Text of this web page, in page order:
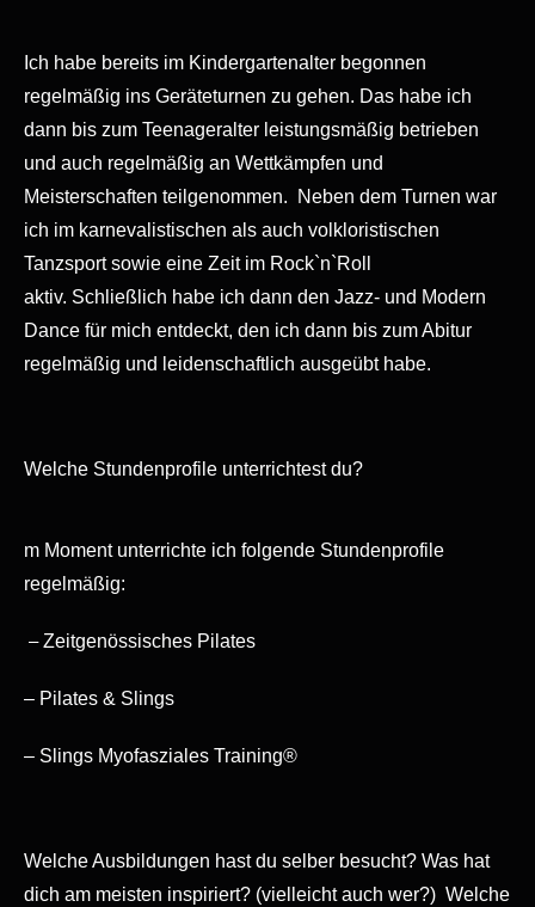
Ich habe bereits im Kindergartenalter begonnen
regelmäßig ins Geräteturnen zu gehen. Das habe ich
dann bis zum Teenageralter leistungsmäßig betrieben
und auch regelmäßig an Wettkämpfen und
Meisterschaften teilgenommen.
Neben dem Turnen war
ich im karnevalistischen als auch volkloristischen
Tanzsport sowie eine Zeit im Rock`n`Roll
aktiv. Schließlich habe ich dann den Jazz- und Modern
Dance für mich entdeckt, den ich dann bis zum Abitur
regelmäßig und leidenschaftlich ausgeübt habe.
Welche Stundenprofile unterrichtest du?
m Moment unterrichte ich folgende Stundenprofile
regelmäßig:
–Zeitgenössisches Pilates
– Pilates & Slings
– Slings Myofasziales Training®
Welche Ausbildungen hast du selber besucht? Was hat
dich am meisten inspiriert? (vielleicht auch wer?) Welche